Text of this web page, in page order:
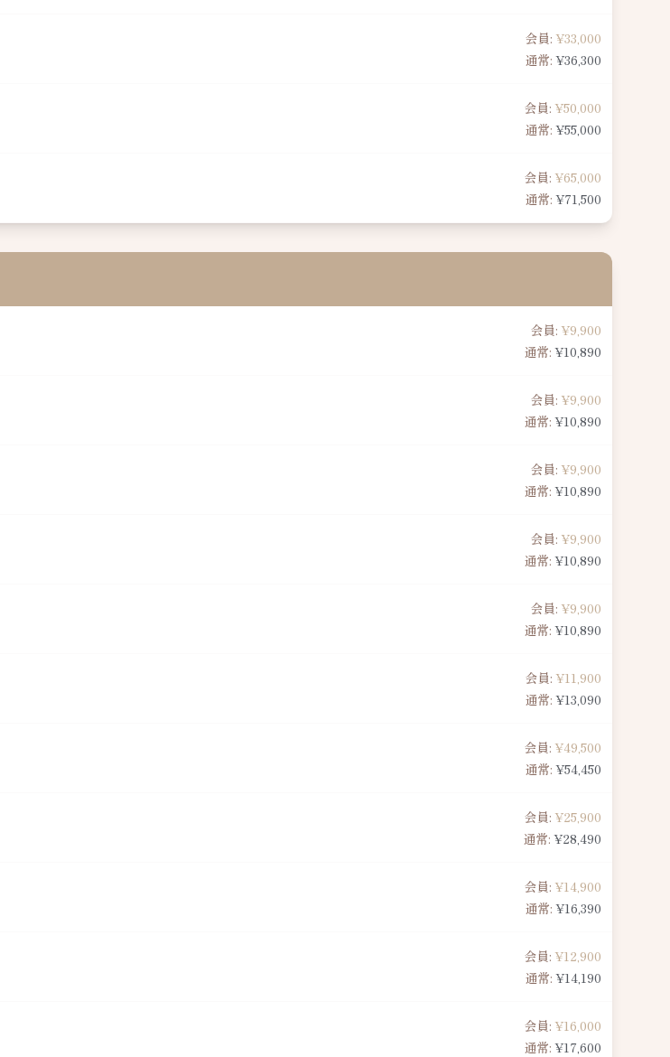
会員: ¥33,000
通常: ¥36,300
会員: ¥50,000
通常: ¥55,000
会員: ¥65,000
通常: ¥71,500
会員: ¥9,900
通常: ¥10,890
会員: ¥9,900
通常: ¥10,890
会員: ¥9,900
通常: ¥10,890
会員: ¥9,900
通常: ¥10,890
会員: ¥9,900
通常: ¥10,890
会員: ¥11,900
通常: ¥13,090
会員: ¥49,500
通常: ¥54,450
会員: ¥25,900
通常: ¥28,490
会員: ¥14,900
通常: ¥16,390
会員: ¥12,900
通常: ¥14,190
会員: ¥16,000
通常: ¥17,600